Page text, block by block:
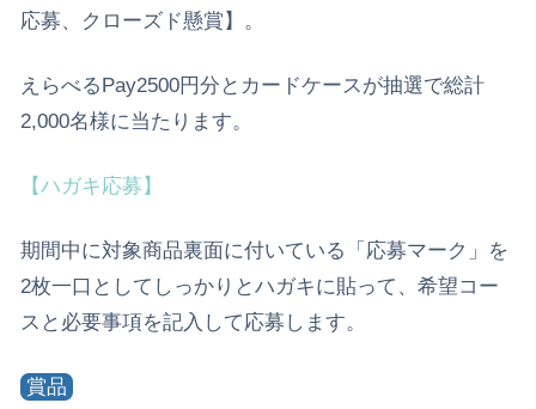
応募、クローズド懸賞】。
えらべるPay2500円分とカードケースが抽選で総計
2,000名様に当たります。
【ハガキ応募】
期間中に対象商品裏面に付いている「応募マーク」を
2枚一口としてしっかりとハガキに貼って、希望コー
スと必要事項を記入して応募します。
賞品